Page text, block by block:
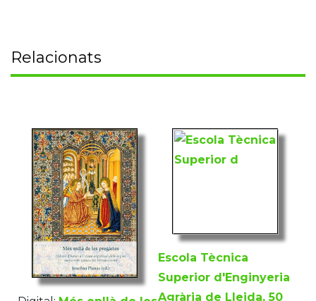
Relacionats
Escola Tècnica
Superior d'Enginyeria
Agrària de Lleida, 50